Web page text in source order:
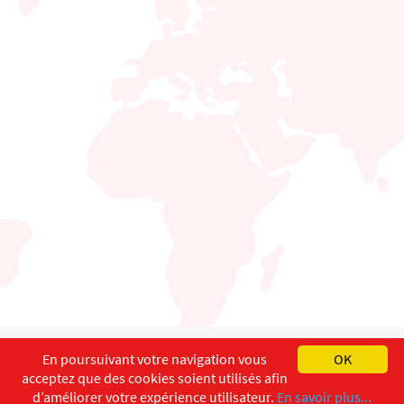
English Français
Copyright ©ISEC-AdW Impressum
OK
En poursuivant votre navigation vous
acceptez que des cookies soient utilisés afin
d’améliorer votre expérience utilisateur. En savoir plus...